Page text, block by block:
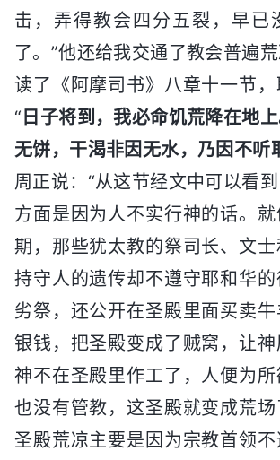
击，弄得教会四分五裂，早已
了。”他还给我交通了教会普遍
读了《阿摩司书》八章十一节，
“ 日子将到，我必命饥荒降在地
无饼，干渴非因无水，乃因不听
周正说：“从这节经文中可以看
方面是因为人不实行神的话。
期，那些犹太教的祭司长、文士
持守人的遗传却不遵守耶和华
劣祭，还公开在圣殿里面买卖
银钱，把圣殿变成了贼窝，让神
神不在圣殿里作工了，人便为
也没有管教，这圣殿就变成荒场
圣殿荒凉主要是因为宗教首领